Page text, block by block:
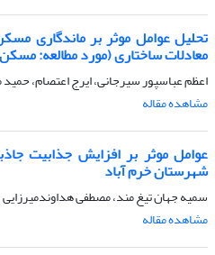
تحلیل عوامل موثر بر ماندگاری
معادلات ساختاری (مورد مطالعه:
اعظم عباسپور سیرجانی، ایرج اعتصام،
مشاهده مقاله
عوامل موثر بر افزایش جذابیت
شهرستان خرم آباد
سمیه جهان تیغ مند، مصطفی هداوندمیرزایی
مشاهده مقاله